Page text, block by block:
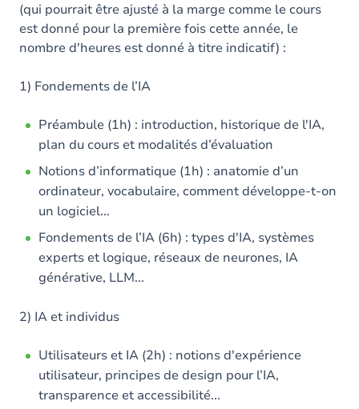
(qui pourrait être ajusté à la marge comme le cours
est donné pour la première fois cette année, le
nombre d'heures est donné à titre indicatif) :
1) Fondements de l’IA
Préambule (1h) : introduction, historique de l'IA,
plan du cours et modalités d’évaluation
Notions d’informatique (1h) : anatomie d’un
ordinateur, vocabulaire, comment développe-t-on
un logiciel...
Fondements de l’IA (6h) : types d'IA, systèmes
experts et logique, réseaux de neurones, IA
générative, LLM...
2) IA et individus
Utilisateurs et IA (2h) : notions d'expérience
utilisateur, principes de design pour l’IA,
transparence et accessibilité...